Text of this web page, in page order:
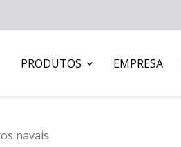
PRODUTOS EMPRESA
navais